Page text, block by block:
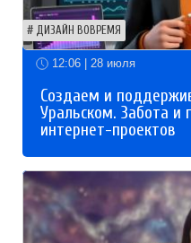
ДИЗАЙН ВОВРЕМЯ
12:06 | 28 июля
Создаем и
Уральском. Забота
интернет-проектов